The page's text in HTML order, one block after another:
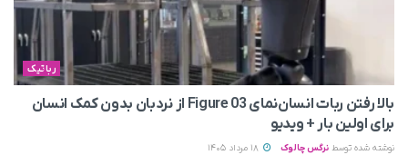
رباتیک
بالا رفتن ربات انسان‌نمای Figure 03 از نردبان بدون کمک انسان
برای اولین بار + ویدیو
نوشته شده توسط نرگس چالوک